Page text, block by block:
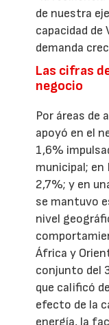
de nuestra
capacidad de
demanda
Las cifras
negocio
Por áreas de
apoyó en el
1,6%
municipal; en
2,7%; y en
se mantuvo
nivel
África y
conjunto del
que calificó
efecto de la
energía, la